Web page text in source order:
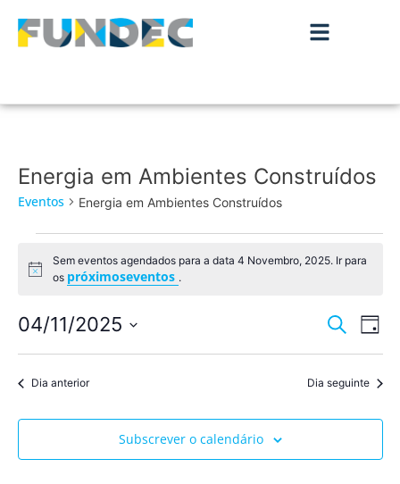
Energia em Ambientes Construídos
Eventos Energia em Ambientes Construídos
Aviso
Sem eventos agendados para a data 4 Novembro, 2025. Ir para
os próximoseventos .
de
e
Pesquisar
de
de
Dia
04/11/2025
a
data.Dia anterior Dia seguinte
Subscrever o calendário